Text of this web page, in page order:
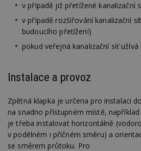
v případě již přetížené kanalizační
v případě rozšiřování kanalizační
budoucího přetížení)
pokud veřejná kanalizační síť
Instalace a provoz
Zpětná klapka je určena pro instalaci
na snadno přístupném místě,
je třeba instalovat horizontálně
v podélném i příčném směru) a
se směrem průtoku. Pro